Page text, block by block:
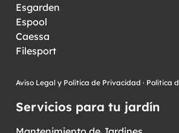
Esgarden
Espool
Caessa
Filesport
Aviso Legal y Política de Privacidad · Política
Servicios para tu jardín